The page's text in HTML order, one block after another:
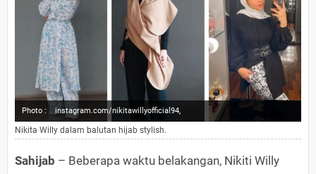
Photo : instagram.com/nikitawillyofficial94,
Nikita Willy dalam balutan hijab stylish.
Sahijab – Beberapa waktu belakangan, Nikiti Willy